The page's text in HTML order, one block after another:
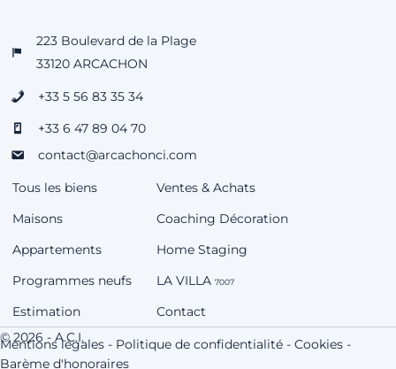
223 Boulevard de la Plage
33120 ARCACHON
+33 5 56 83 35 34
+33 6 47 89 04 70
contact@arcachonci.com
Tous les biens
Maisons
Appartements
Programmes neufs
Estimation
Ventes & Achats
Coaching Décoration
Home Staging
LA VILLA 7007
Contact
Mentions légales - Politique de confidentialité - Cookies -
Barème d'honoraires
© 2026 - A.C.I.